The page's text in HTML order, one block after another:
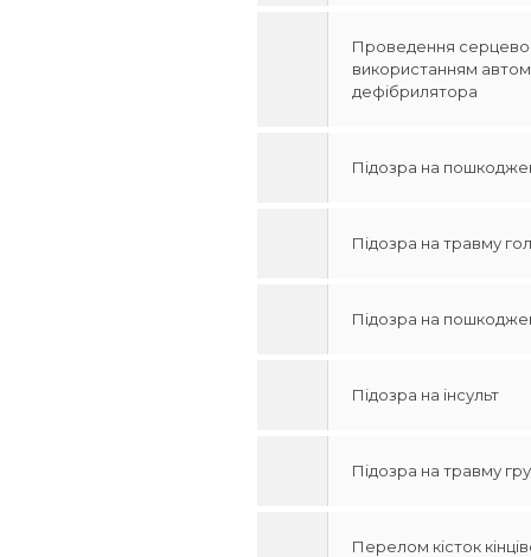
Проведення серцево-
використанням
дефібрилятора
Підозра на
Підозра на травму
Підозра на
Підозра на інсульт
Підозра на травму
Перелом кісток